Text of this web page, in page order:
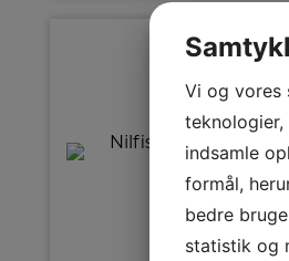
Vi og vores
indsamle
formål,
bedre
statistik og